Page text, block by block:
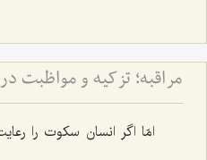
امّا اگر انسان سکوت را